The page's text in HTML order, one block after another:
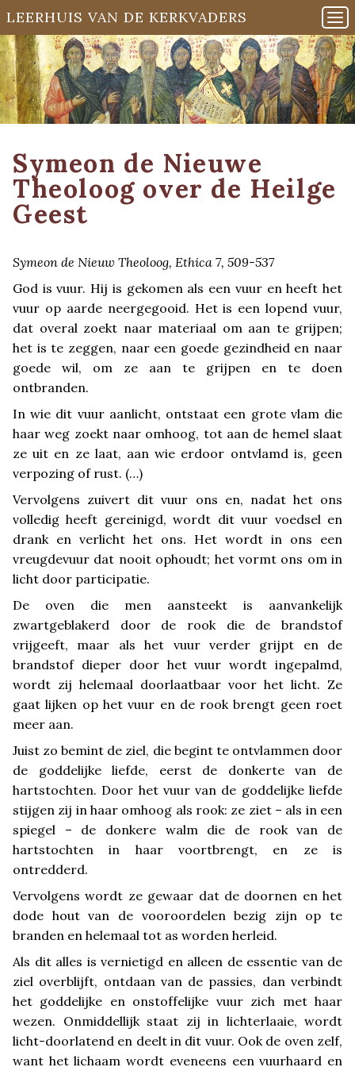
LEERHUIS VAN DE KERKVADERS
Symeon de Nieuwe
Theoloog over de Heilge
Geest
Symeon de Nieuw Theoloog, Ethica 7, 509-537
God is vuur. Hij is gekomen als een vuur en heeft het
vuur op aarde neergegooid. Het is een lopend vuur,
dat overal zoekt naar materiaal om aan te grijpen;
het is te zeggen, naar een goede gezindheid en naar
goede wil, om ze aan te grijpen en te doen
ontbranden.
In wie dit vuur aanlicht, ontstaat een grote vlam die
haar weg zoekt naar omhoog, tot aan de hemel slaat
ze uit en ze laat, aan wie erdoor ontvlamd is, geen
verpozing of rust. (…)
Vervolgens zuivert dit vuur ons en, nadat het ons
volledig heeft gereinigd, wordt dit vuur voedsel en
drank en verlicht het ons. Het wordt in ons een
vreugdevuur dat nooit ophoudt; het vormt ons om in
licht door participatie.
De oven die men aansteekt is aanvankelijk
zwartgeblakerd door de rook die de brandstof
vrijgeeft, maar als het vuur verder grijpt en de
brandstof dieper door het vuur wordt ingepalmd,
wordt zij helemaal doorlaatbaar voor het licht. Ze
gaat lijken op het vuur en de rook brengt geen roet
meer aan.
Juist zo bemint de ziel, die begint te ontvlammen door
de goddelijke liefde, eerst de donkerte van de
hartstochten. Door het vuur van de goddelijke liefde
stijgen zij in haar omhoog als rook: ze ziet – als in een
spiegel – de donkere walm die de rook van de
hartstochten in haar voortbrengt, en ze is
ontredderd.
Vervolgens wordt ze gewaar dat de doornen en het
dode hout van de vooroordelen bezig zijn op te
branden en helemaal tot as worden herleid.
Als dit alles is vernietigd en alleen de essentie van de
ziel overblijft, ontdaan van de passies, dan verbindt
het goddelijke en onstoffelijke vuur zich met haar
wezen. Onmiddellijk staat zij in lichterlaaie, wordt
licht-doorlatend en deelt in dit vuur. Ook de oven zelf,
want het lichaam wordt eveneens een vuurhaard en